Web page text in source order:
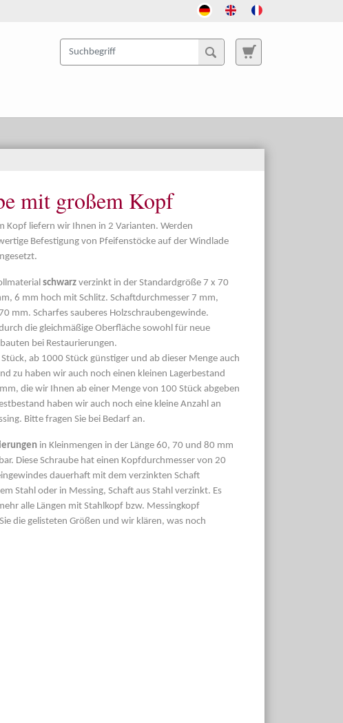
mit großem Kopf
Kopf liefern wir Ihnen in 2 Varianten. Werden
Befestigung von Pfeifenstöcke auf der Windlade
schwarz verzinkt in der Standardgröße 7 x 70
6 mm hoch mit Schlitz. Schaftdurchmesser 7 mm,
mm. Scharfes sauberes Holzschraubengewinde.
die gleichmäßige Oberfläche sowohl für neue
bei Restaurierungen.
ab 1000 Stück günstiger und ab dieser Menge auch
zu haben wir auch noch einen kleinen Lagerbestand
die wir Ihnen ab einer Menge von 100 Stück abgeben
haben wir auch noch eine kleine Anzahl an
Bitte fragen Sie bei Bedarf an.
in Kleinmengen in der Länge 60, 70 und 80 mm
Diese Schraube hat einen Kopfdurchmesser von 20
dauerhaft mit dem verzinkten Schaft
Stahl oder in Messing, Schaft aus Stahl verzinkt. Es
alle Längen mit Stahlkopf bzw. Messingkopf
die gelisteten Größen und wir klären, was noch